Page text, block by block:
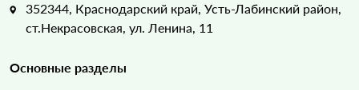
352344, Краснодарский край, Усть-Лабинский район,
ст.Некрасовская, ул. Ленина, 11
Основные разделы